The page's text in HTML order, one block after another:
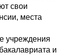
свои
места
учреждения
и